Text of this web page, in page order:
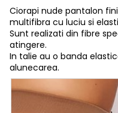
Ciorapi nude pantalon
multifibra cu luciu si
Sunt realizati din fibre
atingere.
In talie au o banda
alunecarea.